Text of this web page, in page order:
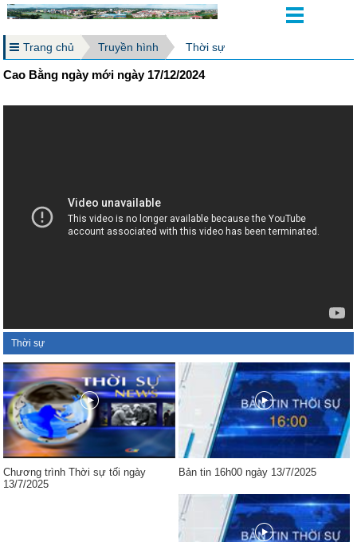
Trang chủ Truyền hình Thời sự
Cao Bằng ngày mới ngày 17/12/2024
Thời sự
Chương trình Thời sự tối ngày
13/7/2025
Bản tin 16h00 ngày 13/7/2025